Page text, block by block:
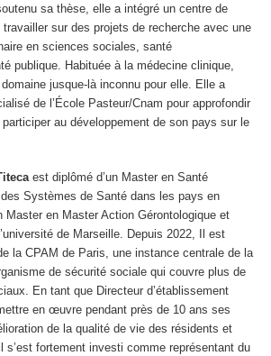
sa thèse, elle a intégré un centre de
sur des projets de recherche avec une
en sciences sociales, santé
publique. Habituée à la médecine clinique,
jusque-là inconnu pour elle. Elle a
de l’École Pasteur/Cnam pour approfondir
au développement de son pays sur le
est diplômé d’un Master en Santé
Systèmes de Santé dans les pays en
Master en Master Action Gérontologique et
de Marseille. Depuis 2022, Il est
la CPAM de Paris, une instance centrale de la
de sécurité sociale qui couvre plus de
En tant que Directeur d’établissement
en œuvre pendant près de 10 ans ses
de la qualité de vie des résidents et
s’est fortement investi comme représentant du